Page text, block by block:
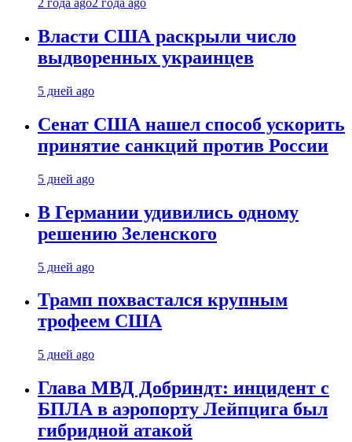
2 года ago2 года ago
Власти США раскрыли число
выдворенных украинцев
5 дней ago
Сенат США нашел способ ускорить
принятие санкций против России
5 дней ago
В Германии удивились одному
решению Зеленского
5 дней ago
Трамп похвастался крупным
трофеем США
5 дней ago
Глава МВД Добриндт: инцидент с
БПЛА в аэропорту Лейпцига был
гибридной атакой